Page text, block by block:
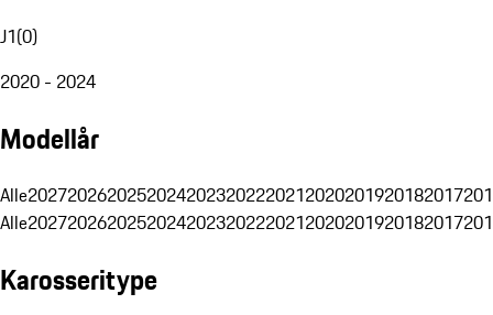
J1(0)
2020 - 2024
Modellår
Alle20272026202520242023202220212020201920182017
Alle20272026202520242023202220212020201920182017
Karosseritype